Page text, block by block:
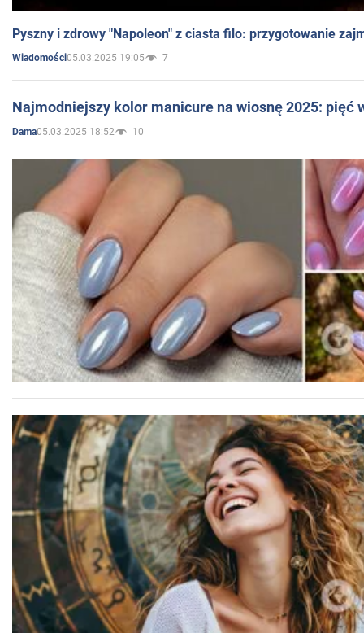
Pyszny i zdrowy "Napoleon" z ciasta filo: przygotowanie
Wiadomości05.03.2025 19:05 7
Najmodniejszy kolor manicure na wiosnę 2025: pięć
Dama05.03.2025 18:52 10